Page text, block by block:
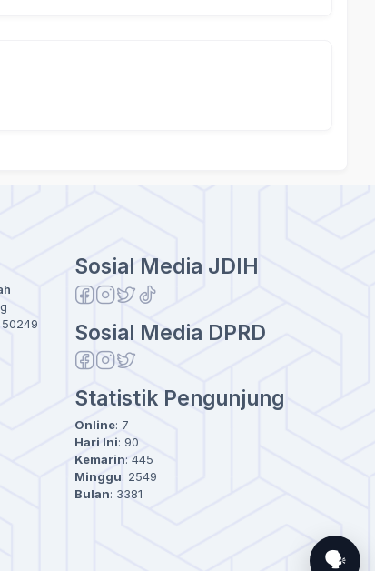
Sosial Media JDIH
Sosial Media DPRD
Statistik Pengunjung
Online: 7
Hari Ini: 90
Kemarin: 445
Minggu: 2549
Bulan: 3381
🗣️